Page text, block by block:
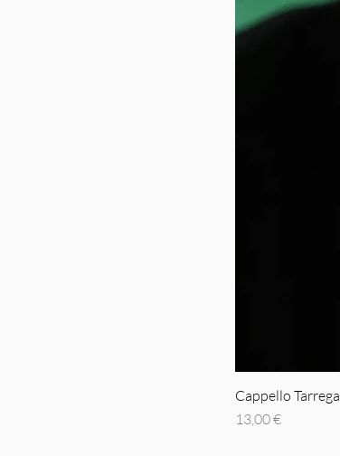
Cappello Tarrega
Prezzo
13,00 €